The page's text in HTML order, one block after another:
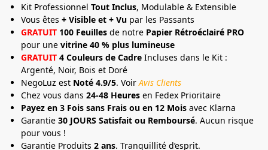
Kit Professionnel Tout Inclus, Modulable & Extensible
Vous êtes + Visible et + Vu par les Passants
GRATUIT 100 Feuilles de notre Papier Rétroéclairé PRO
pour une vitrine 40 % plus lumineuse
GRATUIT 4 Couleurs de Cadre Incluses dans le Kit :
Argenté, Noir, Bois et Doré
NegoLuz est Noté 4.9/5. Voir Avis Clients
Chez vous dans 24-48 Heures en Fedex Prioritaire
Payez en 3 Fois sans Frais ou en 12 Mois avec Klarna
Garantie 30 JOURS Satisfait ou Remboursé. Aucun risque
pour vous !
Garantie Produits 2 ans. Tranquillité d’esprit.